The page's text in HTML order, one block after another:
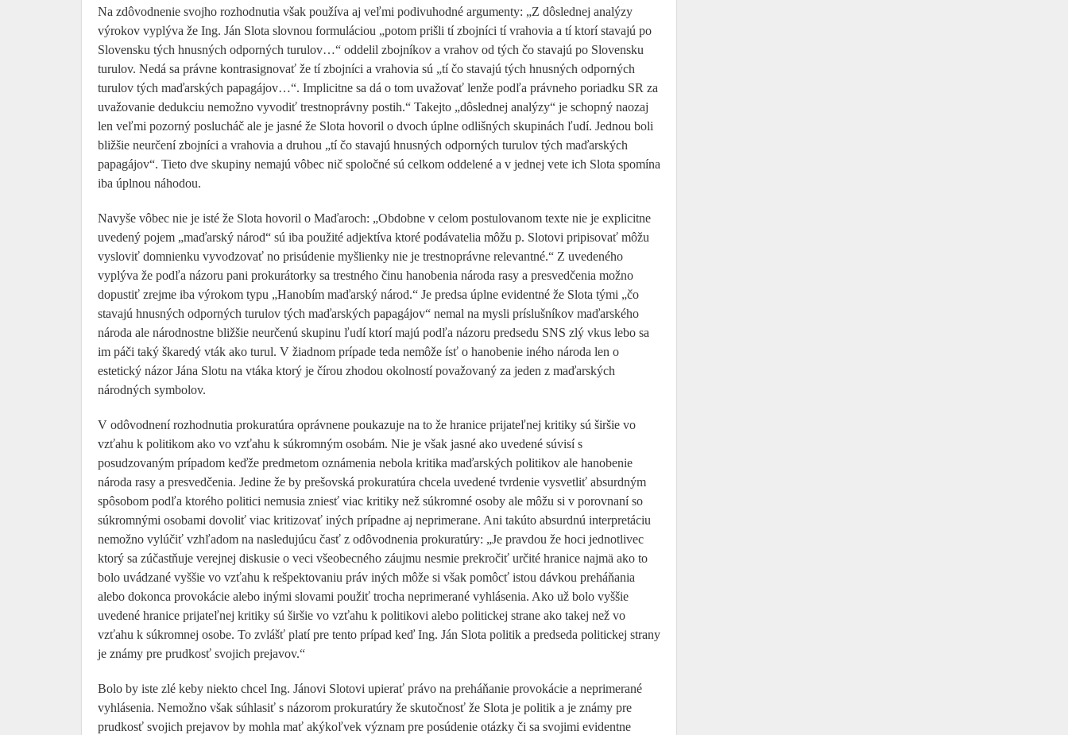
Na zdôvodnenie svojho rozhodnutia však používa aj veľmi podivuhodné argumenty: „Z dôslednej analýzy
výrokov vyplýva že Ing. Ján Slota slovnou formuláciou „potom prišli tí zbojníci tí vrahovia a tí ktorí stavajú po
Slovensku tých hnusných odporných turulov…“ oddelil zbojníkov a vrahov od tých čo stavajú po Slovensku
turulov. Nedá sa právne kontrasignovať že tí zbojníci a vrahovia sú „tí čo stavajú tých hnusných odporných
turulov tých maďarských papagájov…“. Implicitne sa dá o tom uvažovať lenže podľa právneho poriadku SR za
uvažovanie dedukciu nemožno vyvodiť trestnoprávny postih.“ Takejto „dôslednej analýzy“ je schopný naozaj
len veľmi pozorný poslucháč ale je jasné že Slota hovoril o dvoch úplne odlišných skupinách ľudí. Jednou boli
bližšie neurčení zbojníci a vrahovia a druhou „tí čo stavajú hnusných odporných turulov tých maďarských
papagájov“. Tieto dve skupiny nemajú vôbec nič spoločné sú celkom oddelené a v jednej vete ich Slota spomína
iba úplnou náhodou.
Navyše vôbec nie je isté že Slota hovoril o Maďaroch: „Obdobne v celom postulovanom texte nie je explicitne
uvedený pojem „maďarský národ“ sú iba použité adjektíva ktoré podávatelia môžu p. Slotovi pripisovať môžu
vysloviť domnienku vyvodzovať no prisúdenie myšlienky nie je trestnoprávne relevantné.“ Z uvedeného
vyplýva že podľa názoru pani prokurátorky sa trestného činu hanobenia národa rasy a presvedčenia možno
dopustiť zrejme iba výrokom typu „Hanobím maďarský národ.“ Je predsa úplne evidentné že Slota tými „čo
stavajú hnusných odporných turulov tých maďarských papagájov“ nemal na mysli príslušníkov maďarského
národa ale národnostne bližšie neurčenú skupinu ľudí ktorí majú podľa názoru predsedu SNS zlý vkus lebo sa
im páči taký škaredý vták ako turul. V žiadnom prípade teda nemôže ísť o hanobenie iného národa len o
estetický názor Jána Slotu na vtáka ktorý je čírou zhodou okolností považovaný za jeden z maďarských
národných symbolov.
V odôvodnení rozhodnutia prokuratúra oprávnene poukazuje na to že hranice prijateľnej kritiky sú širšie vo
vzťahu k politikom ako vo vzťahu k súkromným osobám. Nie je však jasné ako uvedené súvisí s
posudzovaným prípadom keďže predmetom oznámenia nebola kritika maďarských politikov ale hanobenie
národa rasy a presvedčenia. Jedine že by prešovská prokuratúra chcela uvedené tvrdenie vysvetliť absurdným
spôsobom podľa ktorého politici nemusia zniesť viac kritiky než súkromné osoby ale môžu si v porovnaní so
súkromnými osobami dovoliť viac kritizovať iných prípadne aj neprimerane. Ani takúto absurdnú interpretáciu
nemožno vylúčiť vzhľadom na nasledujúcu časť z odôvodnenia prokuratúry: „Je pravdou že hoci jednotlivec
ktorý sa zúčastňuje verejnej diskusie o veci všeobecného záujmu nesmie prekročiť určité hranice najmä ako to
bolo uvádzané vyššie vo vzťahu k rešpektovaniu práv iných môže si však pomôcť istou dávkou preháňania
alebo dokonca provokácie alebo inými slovami použiť trocha neprimerané vyhlásenia. Ako už bolo vyššie
uvedené hranice prijateľnej kritiky sú širšie vo vzťahu k politikovi alebo politickej strane ako takej než vo
vzťahu k súkromnej osobe. To zvlášť platí pre tento prípad keď Ing. Ján Slota politik a predseda politickej strany
je známy pre prudkosť svojich prejavov.“
Bolo by iste zlé keby niekto chcel Ing. Jánovi Slotovi upierať právo na preháňanie provokácie a neprimerané
vyhlásenia. Nemožno však súhlasiť s názorom prokuratúry že skutočnosť že Slota je politik a je známy pre
prudkosť svojich prejavov by mohla mať akýkoľvek význam pre posúdenie otázky či sa svojimi evidentne